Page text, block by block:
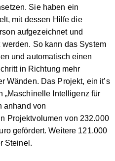
Sie haben ein
mit dessen Hilfe die
aufgezeichnet und
So kann das System
und automatisch einen
in Richtung mehr
Wänden. Das Projekt, ein it’s
„Maschinelle Intelligenz für
anhand von
Projektvolumen von 232.000
gefördert. Weitere 121.000
Steinel.